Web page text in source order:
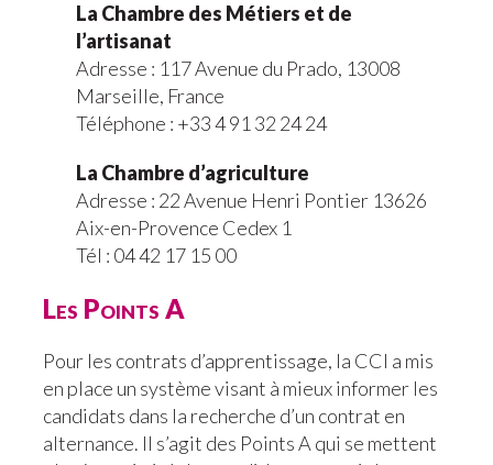
La Chambre des Métiers et de
l’artisanat
Adresse : 117 Avenue du Prado, 13008
Marseille, France
Téléphone : +33 4 91 32 24 24
La Chambre d’agriculture
Adresse : 22 Avenue Henri Pontier 13626
Aix-en-Provence Cedex 1
Tél : 04 42 17 15 00
Les Points A
Pour les contrats d’apprentissage, la CCI a mis
en place un système visant à mieux informer les
candidats dans la recherche d’un contrat en
alternance. Il s’agit des Points A qui se mettent